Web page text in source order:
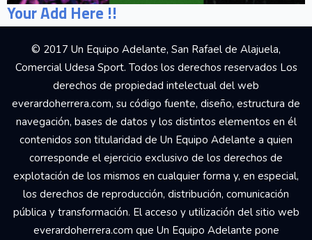
Your Add Here !!
© 2017 Un Equipo Adelante, San Rafael de Alajuela,
Comercial Udesa Sport. Todos los derechos reservados Los
derechos de propiedad intelectual del web
everardoherrera.com, su código fuente, diseño, estructura de
navegación, bases de datos y los distintos elementos en él
contenidos son titularidad de Un Equipo Adelante a quien
corresponde el ejercicio exclusivo de los derechos de
explotación de los mismos en cualquier forma y, en especial,
los derechos de reproducción, distribución, comunicación
pública y transformación. El acceso y utilización del sitio web
everardoherrera.com que Un Equipo Adelante pone